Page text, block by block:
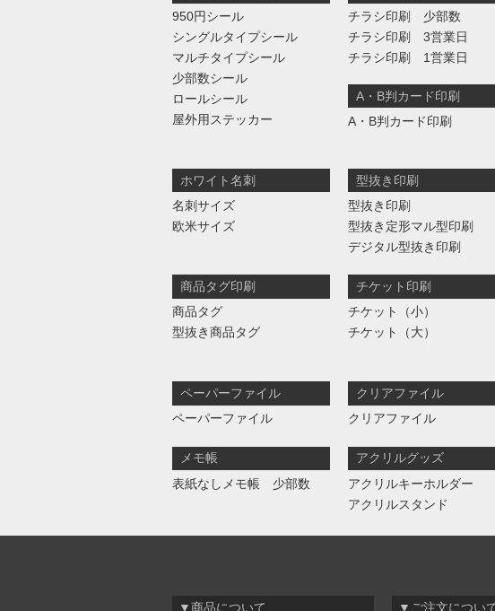
950円シール
シングルタイプシール
マルチタイプシール
少部数シール
ロールシール
屋外用ステッカー
チラシ印刷 少部数
チラシ印刷 3営業日
チラシ印刷 1営業日
A・B判カード印刷
A・B判カード印刷
ホワイト名刺
名刺サイズ
欧米サイズ
型抜き印刷
型抜き印刷
型抜き定形マル型印刷
デジタル型抜き印刷
商品タグ印刷
商品タグ
型抜き商品タグ
チケット印刷
チケット（小）
チケット（大）
ペーパーファイル
ペーパーファイル
クリアファイル
クリアファイル
メモ帳
表紙なしメモ帳 少部数
アクリルグッズ
アクリルキーホルダー
アクリルスタンド
▼商品について ▼ご注文につい